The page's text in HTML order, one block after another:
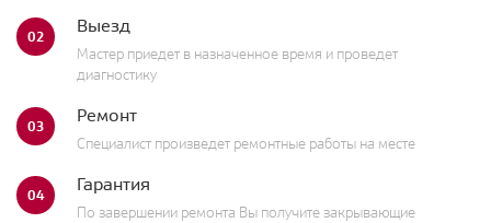
02 Выезд
Мастер приедет в назначенное время и проведет
диагностику
03 Ремонт
Специалист произведет ремонтные работы на месте
04 Гарантия
По завершении ремонта Вы получите закрывающие